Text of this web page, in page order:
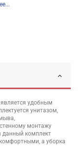
удобным
унитазом,
монтажу
данный комплект
а уборка